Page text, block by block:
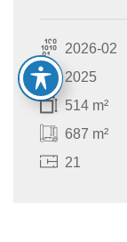
2026-02
2025
514 m²
687 m²
21